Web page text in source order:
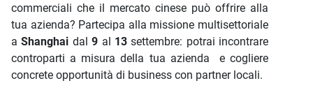
commerciali che il mercato cinese può offrire alla
tua azienda? Partecipa alla missione multisettoriale
aShanghai dal9 al 13settembre: potrai incontrare
controparti a misura della tua azienda e cogliere
concrete opportunità di business con partner locali.